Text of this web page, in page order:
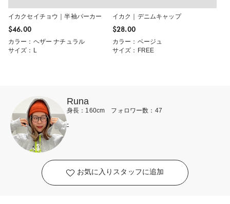
イカクセイチョウ｜半袖パーカー
$‌46.00
カラー：ヘザー ナチュラル
サイズ：L
イカク｜デニムキャップ
$‌28.00
カラー：ベージュ
サイズ：FREE
Runa
身長：160cm フォロワー数：47
-
お気に入りスタッフに追加